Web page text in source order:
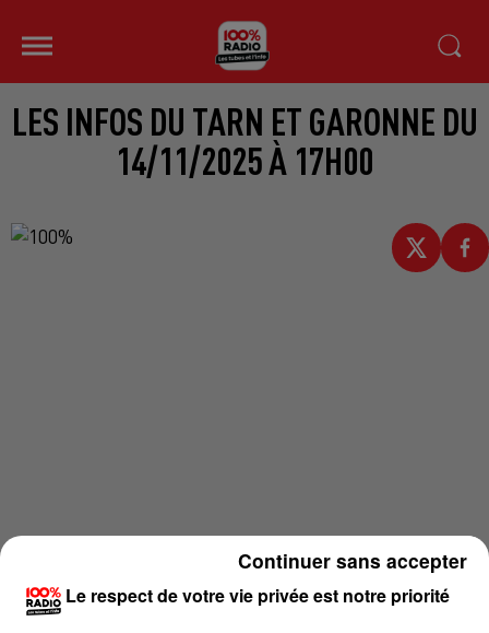
LES INFOS DU TARN ET GARONNE DU
14/11/2025 À 17H00
Le respect de votre vie privée est notre priorité
Continuer sans accepter